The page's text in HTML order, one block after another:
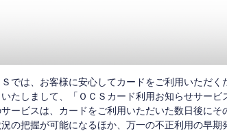
では、お客様に安心してカードをご利用いただ
たしまして、「ＯＣＳカード利用お知らせサービ
ービスは、カードをご利用いただいた数日後に
の把握が可能になるほか、万一の不正利用の早期